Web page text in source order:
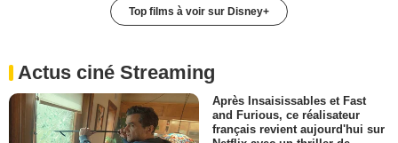
Top films à voir sur Disney+
Actus ciné Streaming
Après Insaisissables et Fast
and Furious, ce réalisateur
français revient aujourd'hui sur